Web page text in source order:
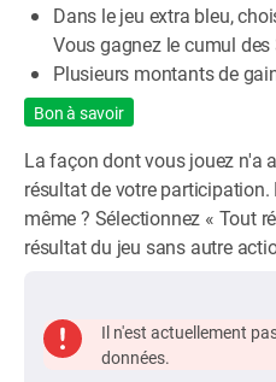
Dans le jeu extra bleu,
Vous gagnez le cumul
Plusieurs montants de
Bon à savoir
La façon dont vous jouez n'a
résultat de votre participation.
même ? Sélectionnez « Tout
résultat du jeu sans autre
Il n'est actuellement
données.